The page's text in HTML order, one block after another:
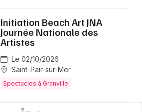
Initiation Beach Art JNA
Journée Nationale des
Artistes
Le 02/10/2026
Saint-Pair-sur-Mer
Spectacles à Granville